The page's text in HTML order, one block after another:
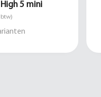
5 mini
btw)